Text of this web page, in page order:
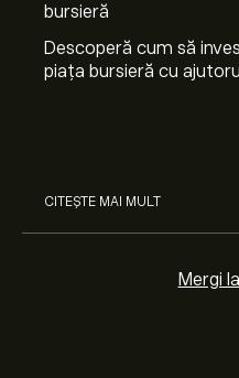
bursieră
Descoperă cum să
piața bursieră cu
CITEȘTE MAI MULT
Mergi